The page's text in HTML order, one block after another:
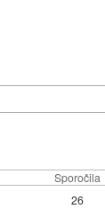
Sporočila
26